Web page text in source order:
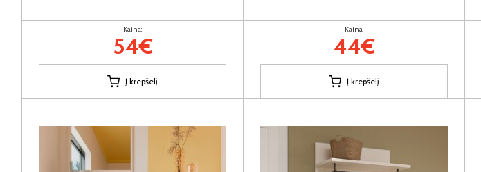
Kaina:
54€
Į krepšelį
Kaina:
44€
Į krepšelį